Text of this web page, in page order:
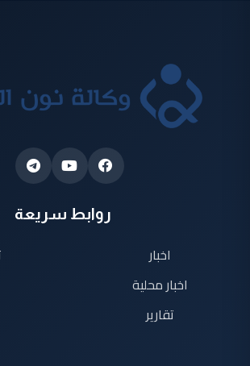
روابط سريعة
اخبار
اخبار محلية
تقارير